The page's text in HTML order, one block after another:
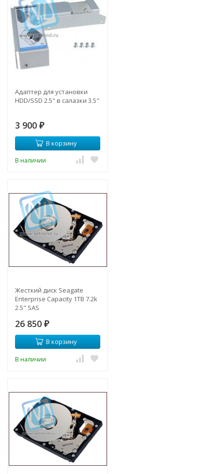
Адаптер для установки
HDD/SSD 2.5" в салазки 3.5"
3 900 ₽
В корзину
В наличии
Жесткий диск Seagate
Enterprise Capacity 1TB 7.2k
2.5" SAS
26 850 ₽
В корзину
В наличии